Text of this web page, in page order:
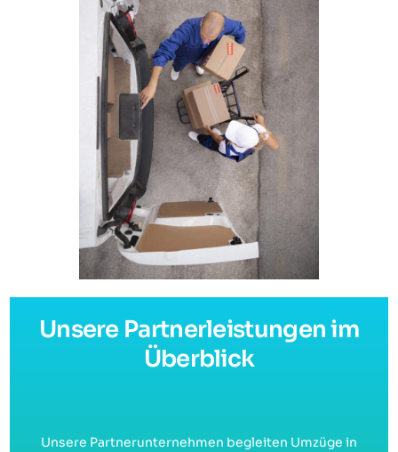
Unsere Partnerleistungen im
Überblick
Unsere Partnerunternehmen begleiten Umzüge in